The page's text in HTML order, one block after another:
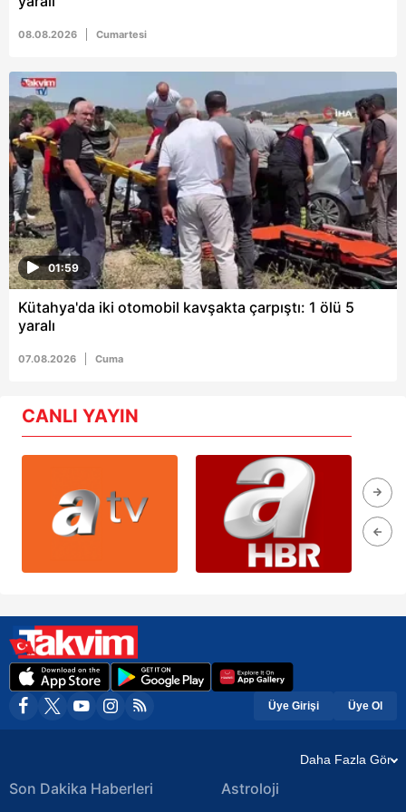
08.08.2026 Cumartesi
01:59
Kütahya'da iki otomobil kavşakta çarpıştı: 1 ölü 5
yaralı
07.08.2026 Cuma
CANLI YAYIN
Üye Girişi Üye Ol
Daha Fazla Gör
Son Dakika Haberleri Astroloji